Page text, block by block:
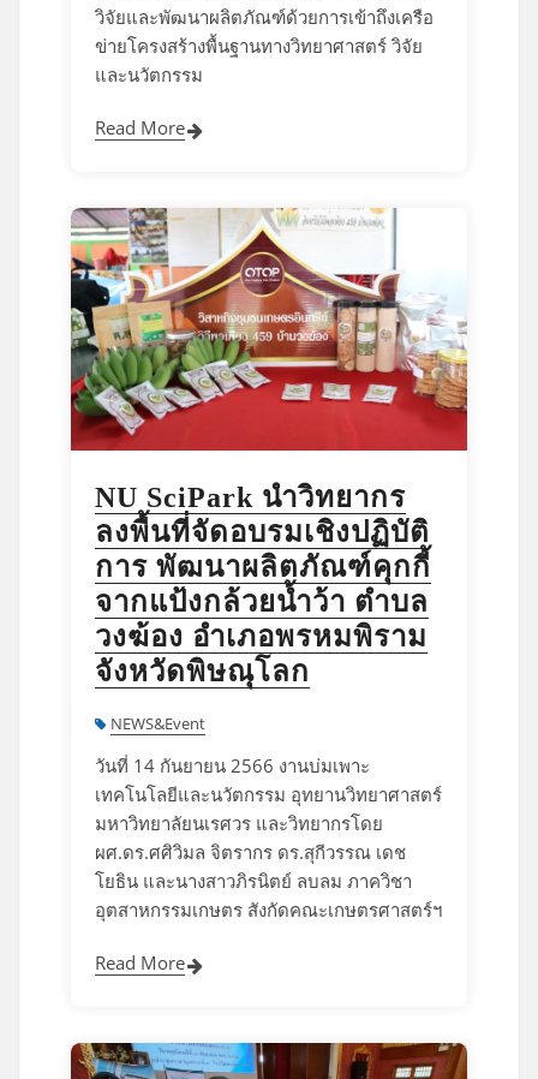
วิจัยและพัฒนาผลิตภัณฑ์ด้วยการเข้าถึงเครือ
ข่ายโครงสร้างพื้นฐานทางวิทยาศาสตร์ วิจัย
และนวัตกรรม
Read More
NU SciPark นำวิทยากร
ลงพื้นที่จัดอบรมเชิงปฏิบัติ
การ พัฒนาผลิตภัณฑ์คุกกี้
จากแป้งกล้วยน้ำว้า ตำบล
วงฆ้อง อำเภอพรหมพิราม
จังหวัดพิษณุโลก
NEWS&Event
วันที่ 14 กันยายน 2566 งานบ่มเพาะ
เทคโนโลยีและนวัตกรรม อุทยานวิทยาศาสตร์
มหาวิทยาลัยนเรศวร และวิทยากรโดย
ผศ.ดร.ศศิวิมล จิตรากร ดร.สุกีวรรณ เดช
โยธิน และนางสาวภิรนิตย์ ลบลม ภาควิชา
อุตสาหกรรมเกษตร สังกัดคณะเกษตรศาสตร์ฯ
Read More